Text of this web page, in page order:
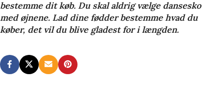
bestemme dit køb. Du skal aldrig vælge dansesko
med øjnene. Lad dine fødder bestemme hvad du
køber, det vil du blive gladest for i længden.